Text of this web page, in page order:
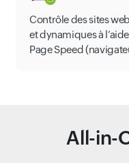
Contrôle des sites
et dynamiques à
Page Speed
All-in-